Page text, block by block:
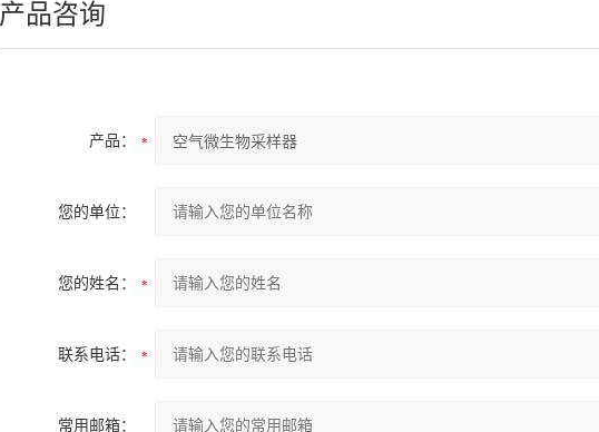
产品咨询
产品：
您的单位：
您的姓名：
联系电话：
常用邮箱：